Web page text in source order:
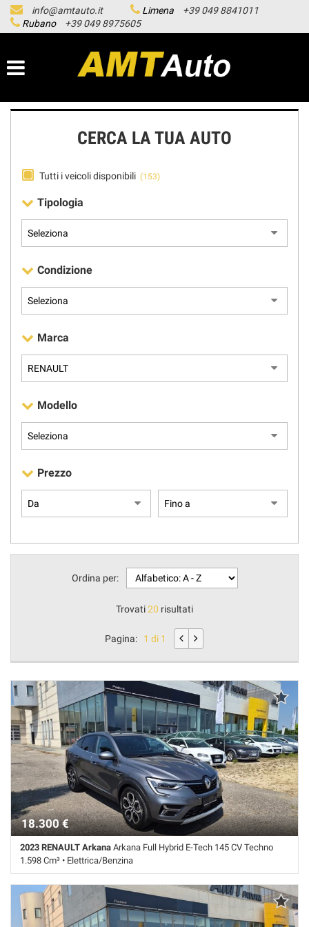
HOME
LISTA VEICOLI
LE NOSTRE SEDI
ACQUISTIAMO USATO
SERVICE
CONTATTI
NEWS
AREA COMMERCIANTI
info@amtauto.it Limena
+39 049 8841011
Rubano
+39 049 8975605
CERCA LA TUA AUTO
Tutti i veicoli disponibili (153)
Tipologia
Condizione
Marca
Modello
Prezzo
Ordina per:
Trovati20 risultati
Pagina: 1 di 1
18.300 €
2023 RENAULT Arkana Arkana Full Hybrid E-Tech 145 CV Techno
1.598 Cm³ • Elettrica/Benzina
64.000 Km • Cambio Automatico (4) • GRIGIO metallizzato • 5 Porte •
Airbag • Airbag Passeggero • Autoradio • Autoradio digitale • Bluetooth
• Frenata d'emergenza assistita • Sensore di luce • Sensore di pioggia
• Navigatore satellitare • Specchietti laterali elettrici